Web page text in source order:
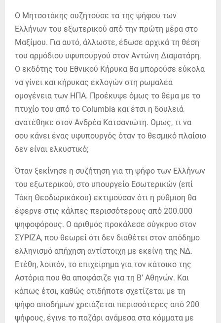
Ο Μητσοτάκης συζητούσε τα της ψήφου των
Ελλήνων του εξωτερικού από την πρώτη μέρα στο
Μαξίμου. Για αυτό, άλλωστε, έδωσε αρχικά τη θέση
του αρμόδιου υφυπουργού στον Αντώνη Διαματάρη.
Ο εκδότης του Εθνικού Κήρυκα θα μπορούσε εύκολα
να γίνει και κήρυκας εκλογών στη ρωμαλέα
ομογένεια των ΗΠΑ. Προέκυψε όμως το θέμα με το
πτυχίο του από το Columbia και έτσι η δουλειά
ανατέθηκε στον Ανδρέα Κατσανιώτη. Ομως, τι να
σου κάνει ένας υφυπουργός όταν το θεσμικό πλαίσιο
δεν είναι ελκυστικό;
Όταν ξεκίνησε η συζήτηση για τη ψήφο των Ελλήνων
του εξωτερικού, στο υπουργείο Εσωτερικών (επί
Τάκη Θεοδωρικάκου) εκτιμούσαν ότι η ρύθμιση θα
έφερνε στις κάλπες περισσότερους από 200.000
ψηφοφόρους. Ο αριθμός προκάλεσε σύγκρυο στον
ΣΥΡΙΖΑ, που θεωρεί ότι δεν διαθέτει στον απόδημο
ελληνισμό απήχηση αντίστοιχη με εκείνη της ΝΔ.
Ετέθη, λοιπόν, το επιχείρημα για τον κάτοικο της
Αστόρια που θα αποφάσιζε για τη Β’ Αθηνών. Και
κάπως έτσι, καθώς οτιδήποτε σχετίζεται με τη
ψήφο αποδήμων χρειάζεται περισσότερες από 200
ψήφους, έγινε το παζάρι ανάμεσα στα κόμματα με